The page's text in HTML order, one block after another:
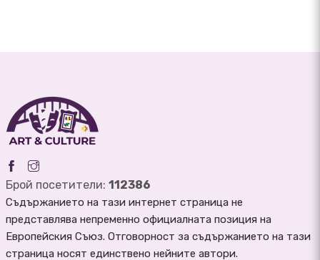
Брой посетители: 112386
Съдържанието на тази интернет страница не
представлява непременно официалната позиция на
Европейския Съюз. Отговорност за съдържанието на тази
страница носят единствено нейните автори.